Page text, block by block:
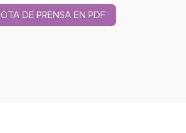
DE PRENSA EN PDF